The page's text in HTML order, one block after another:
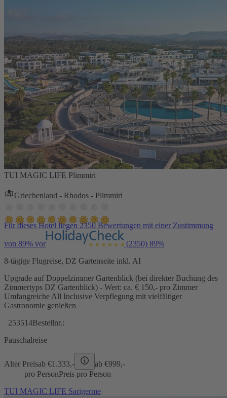
TUI MAGIC LIFE Plimmiri
Griechenland - Rhodos - Plimmiri
Für dieses Hotel liegen 2350 Bewertungen mit einer Zustimmung
von 89% vor (2350) 89%
8-tägige Flugreise, DZ Gartenseite inkl. AI
Upgrade auf Doppelzimmer Gartenblick (bei direkter Buchung des
Zimmertyps DZ Gartenblick) - Wert: ca. € 150,- pro Zimmer
Umfangreiche All Inclusive Verpflegung mit vielfältiger
Gastronomie genießen
253514Bestellnr.:
Pauschalreise
Alter Preisab €1.333,- ab €999,-
pro PersonPreis pro Person
TUI MAGIC LIFE Sarigerme